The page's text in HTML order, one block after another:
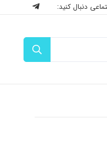
دنبال کنید: